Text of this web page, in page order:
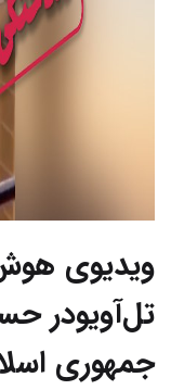
ویدیوی
تل‌آویودر
جمهوری